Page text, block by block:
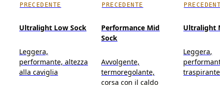
PRECEDENTE
Ultralight Low Sock
Leggera,
performante, altezza
alla caviglia
PRECEDENTE
Performance Mid
Sock
Avvolgente,
termoregolante,
corsa con il caldo
Ultralight
Leggera,
traspirante